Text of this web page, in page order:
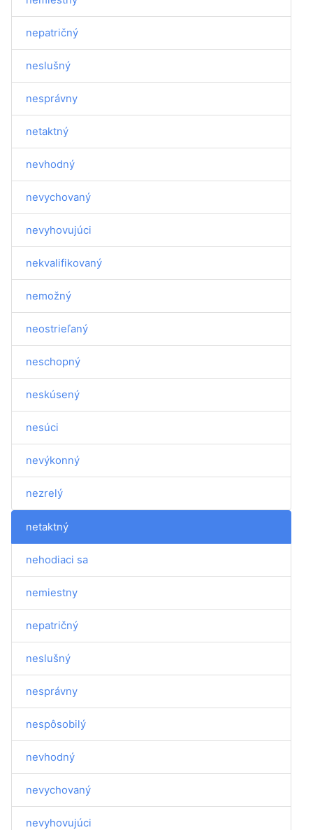
nepatričný
neslušný
nesprávny
netaktný
nevhodný
nevychovaný
nevyhovujúci
nekvalifikovaný
nemožný
neostrieľaný
neschopný
neskúsený
nesúci
nevýkonný
nezrelý
netaktný
nehodiaci sa
nemiestny
nepatričný
neslušný
nesprávny
nespôsobilý
nevhodný
nevychovaný
nevyhovujúci